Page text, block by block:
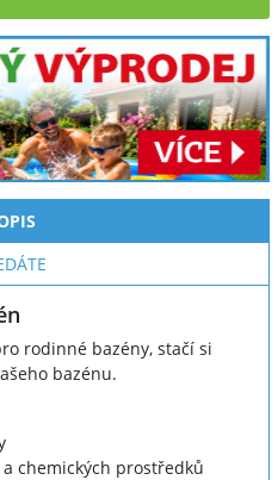
rodinné bazény, stačí si
bazénu.
chemických prostředků